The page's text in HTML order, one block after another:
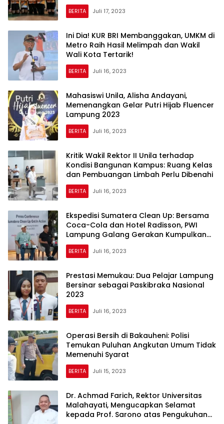
BERITA Juli 17, 2023
Ini Dia! KUR BRI Membanggakan, UMKM di
Metro Raih Hasil Melimpah dan Wakil
Wali Kota Tertarik!
BERITA Juli 16, 2023
Mahasiswi Unila, Alisha Andayani,
Memenangkan Gelar Putri Hijab Fluencer
Lampung 2023
BERITA Juli 16, 2023
Kritik Wakil Rektor II Unila terhadap
Kondisi Bangunan Kampus: Ruang Kelas
dan Pembuangan Limbah Perlu Dibenahi
BERITA Juli 16, 2023
Ekspedisi Sumatera Clean Up: Bersama
Coca-Cola dan Hotel Radisson, PWI
Lampung Galang Gerakan Kumpulkan
Sampah Pantai
BERITA Juli 16, 2023
Prestasi Memukau: Dua Pelajar Lampung
Bersinar sebagai Paskibraka Nasional
2023
BERITA Juli 16, 2023
Operasi Bersih di Bakauheni: Polisi
Temukan Puluhan Angkutan Umum Tidak
Memenuhi Syarat
BERITA Juli 15, 2023
Dr. Achmad Farich, Rektor Universitas
Malahayati, Mengucapkan Selamat
kepada Prof. Sarono atas Pengukuhan